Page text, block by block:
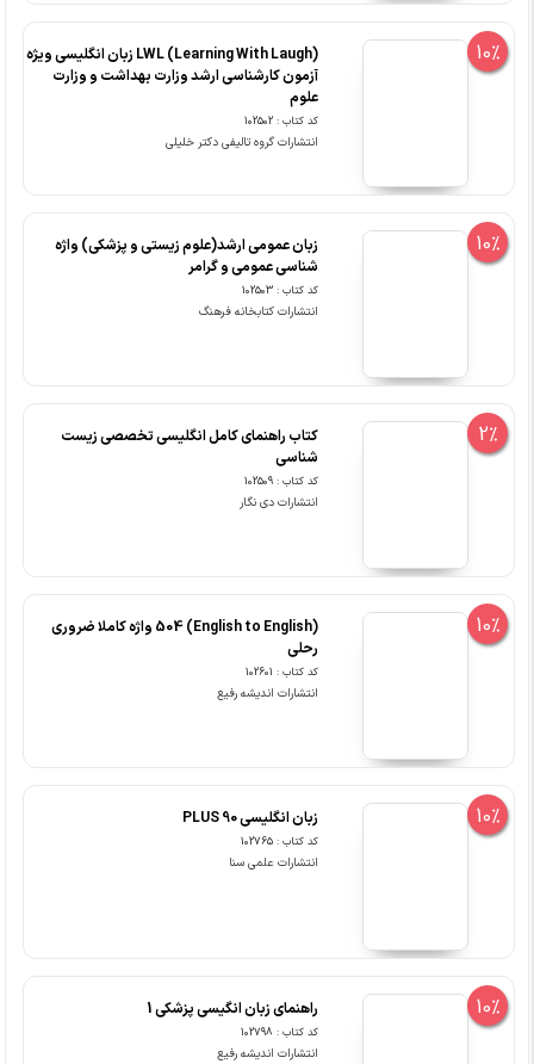
10%
LWL (Learning With Laugh) زبان انگلیسی ویژه
آزمون کارشناسی ارشد وزارت بهداشت و وزارت
علوم
کد کتاب : 102502
انتشارات گروه تالیفی دکتر خلیلی
10%
زبان عمومی ارشد(علوم زیستی و پزشکی) واژه
شناسی عمومی و گرامر
کد کتاب : 102503
انتشارات کتابخانه فرهنگ
2%
کتاب راهنمای کامل انگلیسی تخصصی زیست
شناسی
کد کتاب : 102509
انتشارات دی نگار
10%
(English to English) 504 واژه کاملا ضروری
رحلی
کد کتاب : 102601
انتشارات اندیشه رفیع
10% زبان انگلیسی 90 PLUS
کد کتاب : 102765
انتشارات علمی سنا
10% راهنمای زبان انگیسی پزشکی 1
کد کتاب : 102798
انتشارات اندیشه رفیع